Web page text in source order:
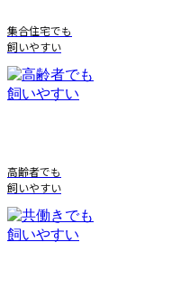
集合住宅でも
飼いやすい
高齢者でも
飼いやすい